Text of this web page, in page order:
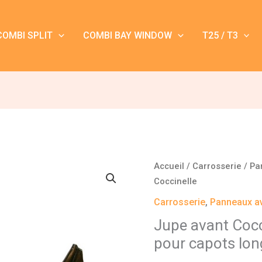
SPLIT COMBI BAY WINDOW T25 / T3
Accueil / Carrosserie /
Coccinelle
Carrosserie, Panneaux
Jupe avant
pour capots
quantité
de
Jupe
Coccinelle